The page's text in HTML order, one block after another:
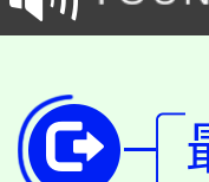
局官
8月
開!
田徑
桃園